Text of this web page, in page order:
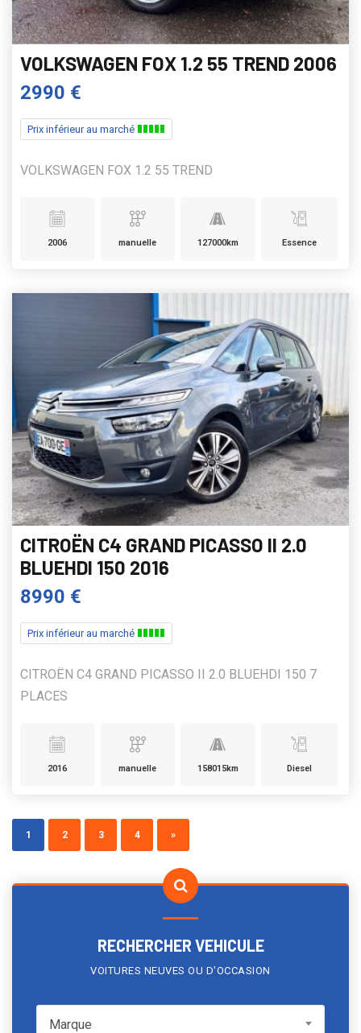
VOLKSWAGEN FOX 1.2 55 TREND 2006
2990 €
Prix inférieur au marché
VOLKSWAGEN FOX 1.2 55 TREND
2006 manuelle 127000km Essence
CITROËN C4 GRAND PICASSO II 2.0
BLUEHDI 150 2016
8990 €
Prix inférieur au marché
CITROËN C4 GRAND PICASSO II 2.0 BLUEHDI 150 7
PLACES
2016 manuelle 158015km Diesel
1 2 3 4 »
RECHERCHER VEHICULE
VOITURES NEUVES OU D'OCCASION
MarqueMarque